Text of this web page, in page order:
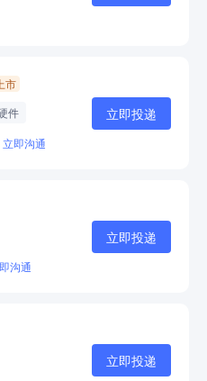
市
件
立即沟通
立即投递
沟通
立即投递
立即投递